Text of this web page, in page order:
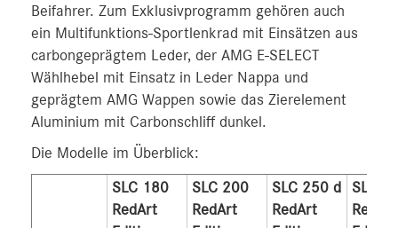
Beifahrer. Zum Exklusivprogramm gehören auch
ein Multifunktions-Sportlenkrad mit Einsätzen aus
carbongeprägtem Leder, der AMG E‑SELECT
Wählhebel mit Einsatz in Leder Nappa und
geprägtem AMG Wappen sowie das Zierelement
Aluminium mit Carbonschliff dunkel.
Die Modelle im Überblick:
SLC 180
RedArt
SLC 200
RedArt
SLC 250 d
RedArt
SLC
RedArt